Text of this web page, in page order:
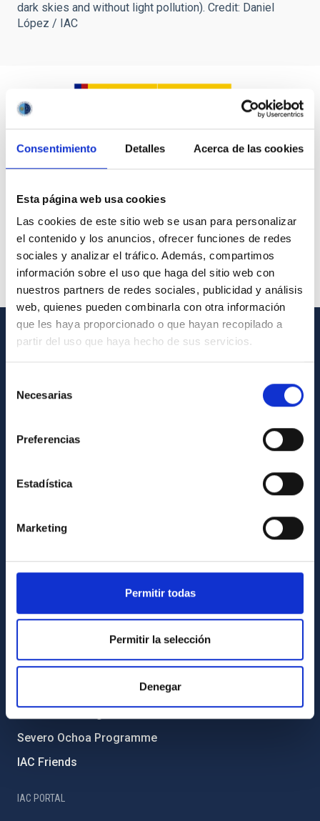
Consentimiento Detalles Acerca de las cookies
Esta página web usa cookies
Las cookies de este sitio web se usan para personalizar
el contenido y los anuncios, ofrecer funciones de redes
sociales y analizar el tráfico. Además, compartimos
información sobre el uso que haga del sitio web con
nuestros partners de redes sociales, publicidad y análisis
web, quienes pueden combinarla con otra información
que les haya proporcionado o que hayan recopilado a
partir del uso que haya hecho de sus servicios.
Necesarias
Preferencias
Estadística
Marketing
Permitir todas
Permitir la selección
Denegar
dark skies and without light pollution). Credit: Daniel
López / IAC
GENERAL INFORMATION
How to get to the IAC
General register
Code of ethics and anti-fraud policy
Gender equality and diversity
Environment and Sustainability
Forever IAC
Severo Ochoa Programme
IAC Friends
IAC PORTAL